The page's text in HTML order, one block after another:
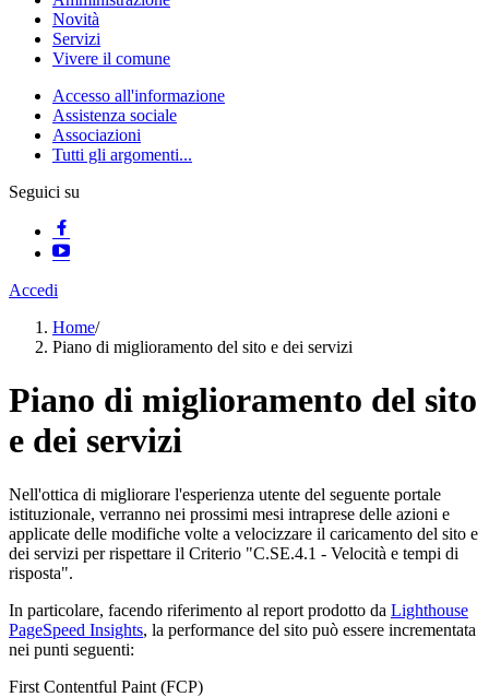
Novità
Servizi
Vivere il comune
Accesso all'informazione
Assistenza sociale
Associazioni
Tutti gli argomenti...
Seguici su
Accedi
Home/
Piano di miglioramento del sito e dei servizi
Piano di miglioramento del sito
e dei servizi
Nell'ottica di migliorare l'esperienza utente del seguente portale
istituzionale, verranno nei prossimi mesi intraprese delle azioni e
applicate delle modifiche volte a velocizzare il caricamento del sito e
dei servizi per rispettare il Criterio "C.SE.4.1 - Velocità e tempi di
risposta".
In particolare, facendo riferimento al report prodotto da Lighthouse
PageSpeed Insights, la performance del sito può essere incrementata
nei punti seguenti:
First Contentful Paint (FCP)